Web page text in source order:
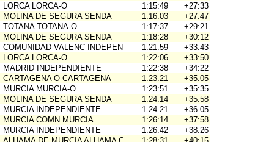
LORCA LORCA-O 1:15:49
+27:33
MOLINA DE SEGURA SENDA 1:16:03
+27:47
TOTANA TOTANA-O 1:17:37
+29:21
MOLINA DE SEGURA SENDA 1:18:28
+30:12
COMUNIDAD VALENC INDEPENDIENTE1:21:59
+33:43
LORCA LORCA-O 1:22:06
+33:50
MADRID INDEPENDIENTE 1:22:38
+34:22
CARTAGENA O-CARTAGENA 1:23:21
+35:05
MURCIA MURCIA-O 1:23:51
+35:35
MOLINA DE SEGURA SENDA 1:24:14
+35:58
MURCIA INDEPENDIENTE 1:24:21
+36:05
MURCIA COMN MURCIA 1:26:14
+37:58
MURCIA INDEPENDIENTE 1:26:42
+38:26